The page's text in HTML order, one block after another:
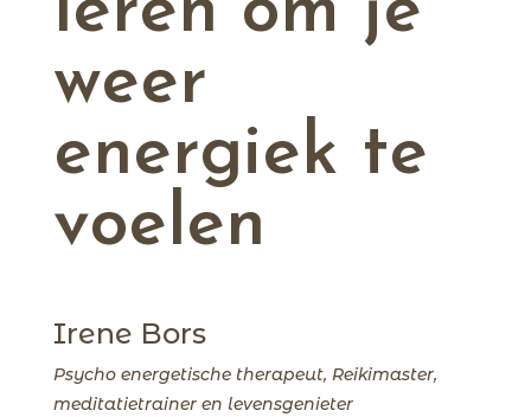
weer
energiek te
voelen
Irene Bors
Psycho energetische therapeut, Reikimaster,
meditatietrainer en levensgenieter